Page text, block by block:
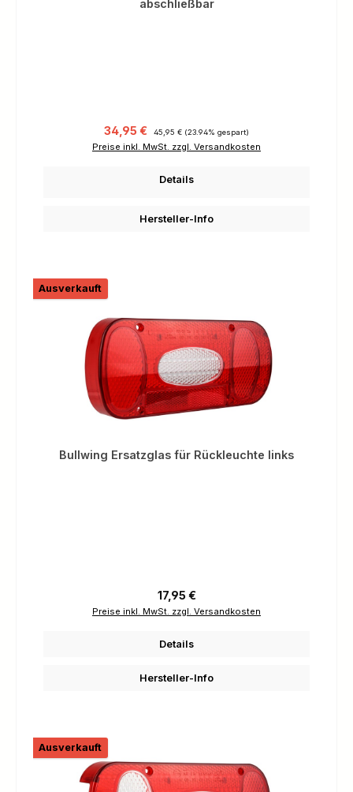
abschließbar
Verkaufspreis:
34,95 € 45,95 € (23.94% gespart)
Preise inkl. MwSt. zzgl. Versandkosten
Details
Hersteller-Info
Ausverkauft
Bullwing Ersatzglas für Rückleuchte links
Regulärer Preis:
17,95 €
Preise inkl. MwSt. zzgl. Versandkosten
Details
Hersteller-Info
Ausverkauft